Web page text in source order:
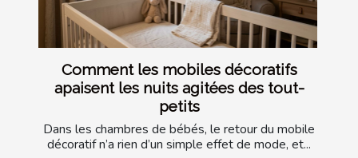
Comment les mobiles décoratifs
apaisent les nuits agitées des tout-
petits
Dans les chambres de bébés, le retour du mobile
décoratif n’a rien d’un simple effet de mode, et...